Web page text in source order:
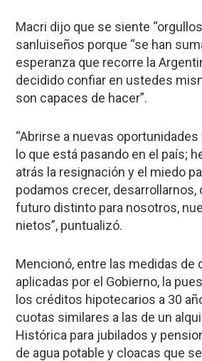
Macri dijo que se siente
sanluiseños porque “se han
esperanza que recorre la
decidido confiar en ustedes
son capaces de hacer”.
“Abrirse a nuevas
lo que está pasando en el país;
atrás la resignación y el miedo
podamos crecer, desarrollarnos,
futuro distinto para nosotros,
nietos”, puntualizó.
Mencionó, entre las medidas de
aplicadas por el Gobierno, la
los créditos hipotecarios a 30
cuotas similares a las de un
Histórica para jubilados y
de agua potable y cloacas que